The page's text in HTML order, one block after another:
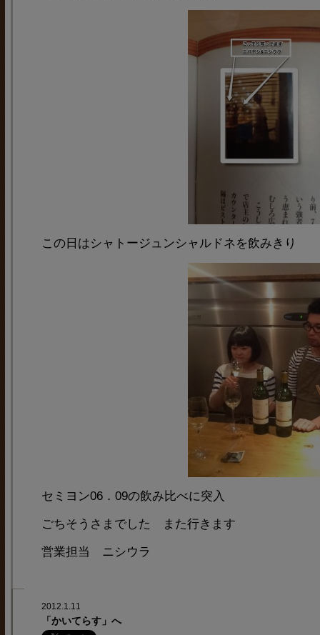
この日はシャトージュンシャルドネを飲みきり
セミヨン06．09の飲み比べに突入
ごちそうさまでした また行きます
営業担当 ニシウラ
2012.1.11
「かいてらす」へ